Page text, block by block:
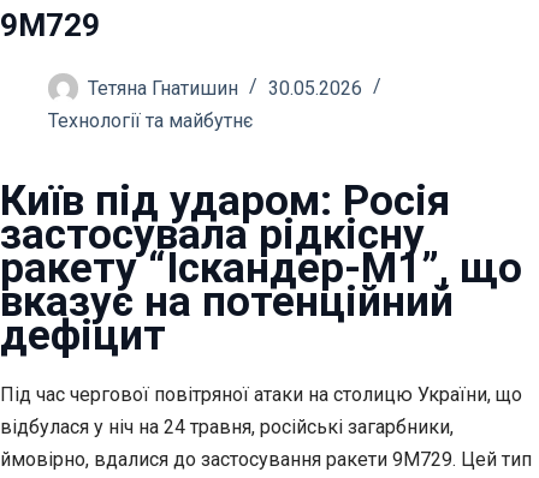
9М729
Тетяна Гнатишин
30.05.2026
Технології та майбутнє
Київ під ударом: Росія
застосувала рідкісну
ракету “Іскандер-М1”, що
вказує на потенційний
дефіцит
Під час чергової повітряної атаки на столицю України, що
відбулася у ніч на 24 травня, російські загарбники,
ймовірно, вдалися до застосування ракети 9М729. Цей тип